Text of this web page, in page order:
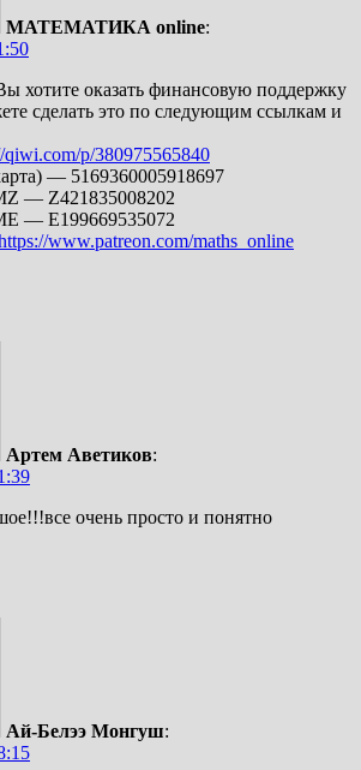
МАТЕМАТИКА online:
хотите оказать финансовую поддержку
сделать это по следующим ссылкам и
qiwi.com/p/380975565840
— 5169360005918697
— Z421835008202
— E199669535072
www.patreon.com/maths_online
Артем Аветиков:
очень просто и понятно
Ай-Белээ Монгуш: